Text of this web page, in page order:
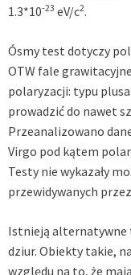
1.3*10-23 eV/c2.
Ósmy test dotyczy
OTW fale
polaryzacji: typu
prowadzić do nawet
Przeanalizowano
Virgo pod kątem
Testy nie wykazały
przewidywanych
Istnieją alternatywne
dziur. Obiekty takie,
względu na to, że